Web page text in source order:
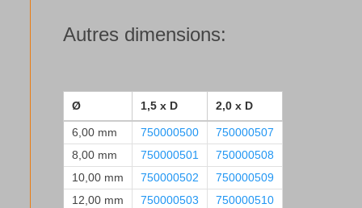
Autres dimensions:
Ø 1,5 x D 2,0 x D
6,00 mm 750000500
750000507
8,00 mm
750000501
750000508
10,00 mm
750000502
750000509
12,00 mm
750000503
750000510